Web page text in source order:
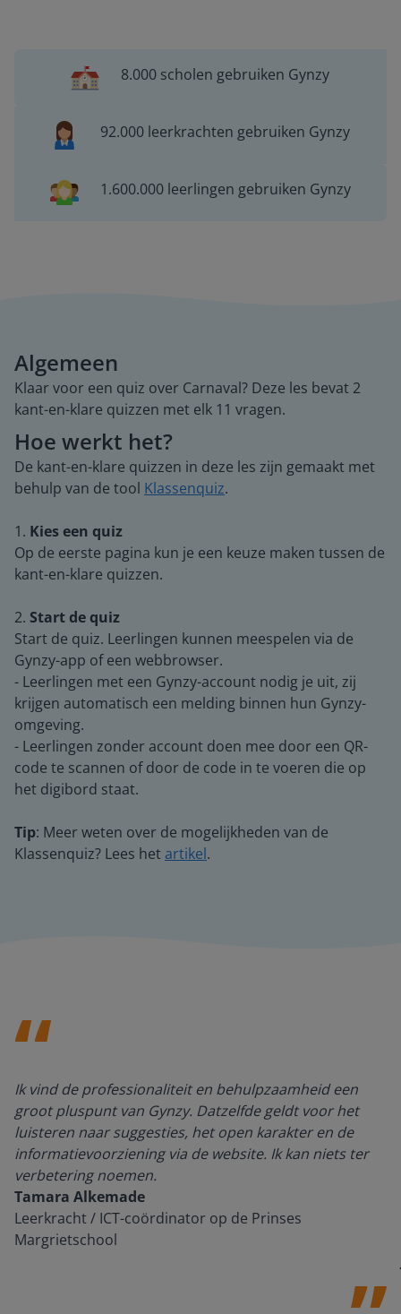
8.000 scholen gebruiken Gynzy
92.000 leerkrachten gebruiken Gynzy
1.600.000 leerlingen gebruiken Gynzy
Algemeen
Klaar voor een quiz over Carnaval? Deze les bevat 2
kant-en-klare quizzen met elk 11 vragen.
Hoe werkt het?
De kant-en-klare quizzen in deze les zijn gemaakt met
behulp van de tool Klassenquiz.
1. Kies een quiz
Op de eerste pagina kun je een keuze maken tussen de
kant-en-klare quizzen.
2. Start de quiz
Start de quiz. Leerlingen kunnen meespelen via de
Gynzy-app of een webbrowser.
- Leerlingen met een Gynzy-account nodig je uit, zij
krijgen automatisch een melding binnen hun Gynzy-
omgeving.
- Leerlingen zonder account doen mee door een QR-
code te scannen of door de code in te voeren die op
het digibord staat.
Tip: Meer weten over de mogelijkheden van de
Klassenquiz? Lees het artikel.
Ik vind de professionaliteit en behulpzaamheid een
groot pluspunt van Gynzy. Datzelfde geldt voor het
luisteren naar suggesties, het open karakter en de
informatievoorziening via de website. Ik kan niets ter
verbetering noemen.
Tamara Alkemade
Leerkracht / ICT-coördinator op de Prinses
Margrietschool